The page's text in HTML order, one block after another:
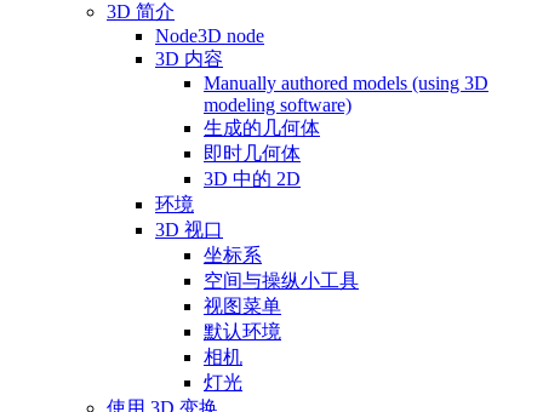
3D 简介
Node3D node
3D 内容
Manually authored models (using 3D
modeling software)
生成的几何体
即时几何体
3D 中的 2D
环境
3D 视口
坐标系
空间与操纵小工具
视图菜单
默认环境
相机
灯光
使用 3D 变换